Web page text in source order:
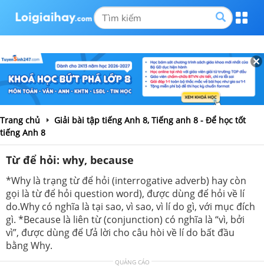
Trang chủ
Giải bài tập tiếng Anh 8, Tiếng anh 8 - Để học tốt
tiếng Anh 8
Từ để hỏi: why, because
*Why là trạng từ để hỏi (interrogative adverb) hay còn
gọi là từ để hỏi question word), được dùng để hỏi về lí
do.Why có nghĩa là tại sao, vì sao, vì lí do gì, với mục đích
gì. *Because là liên từ (conjunction) có nghĩa là “vì, bởi
vì”, được dùng để Ưả lời cho câu hòi về lí do bất đầu
bằng Why.
QUẢNG CÁO